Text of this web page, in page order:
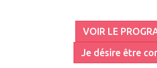
VOIR LE
Je désire être